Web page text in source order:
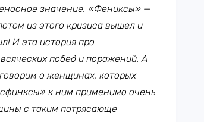
значение. «Фениксы» —
из этого кризиса вышел и
И эта история про
побед и поражений. А
о женщинах, которых
к ним применимо очень
с таким потрясающе